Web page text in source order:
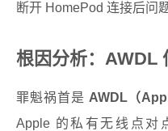
断开 HomePod 连接后问
根因分析：AWDL
罪魁祸首是 AWDL（
Apple 的私有无线点对